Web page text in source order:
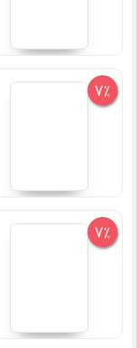
7%
7%